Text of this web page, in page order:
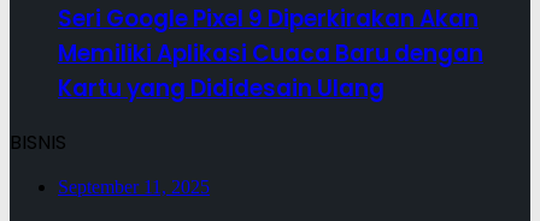
Seri Google Pixel 9 Diperkirakan Akan
Memiliki Aplikasi Cuaca Baru dengan
Kartu yang Dididesain Ulang
BISNIS
September 11, 2025